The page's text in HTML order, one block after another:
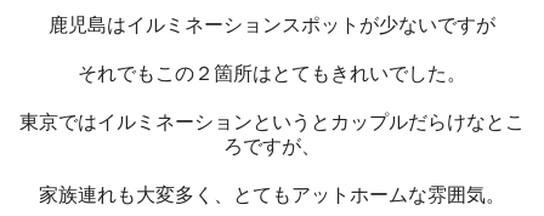
鹿児島はイルミネーションスポットが少ないですが
それでもこの２箇所はとてもきれいでした。
東京ではイルミネーションというとカップルだらけなとこ
ろですが、
家族連れも大変多く、とてもアットホームな雰囲気。